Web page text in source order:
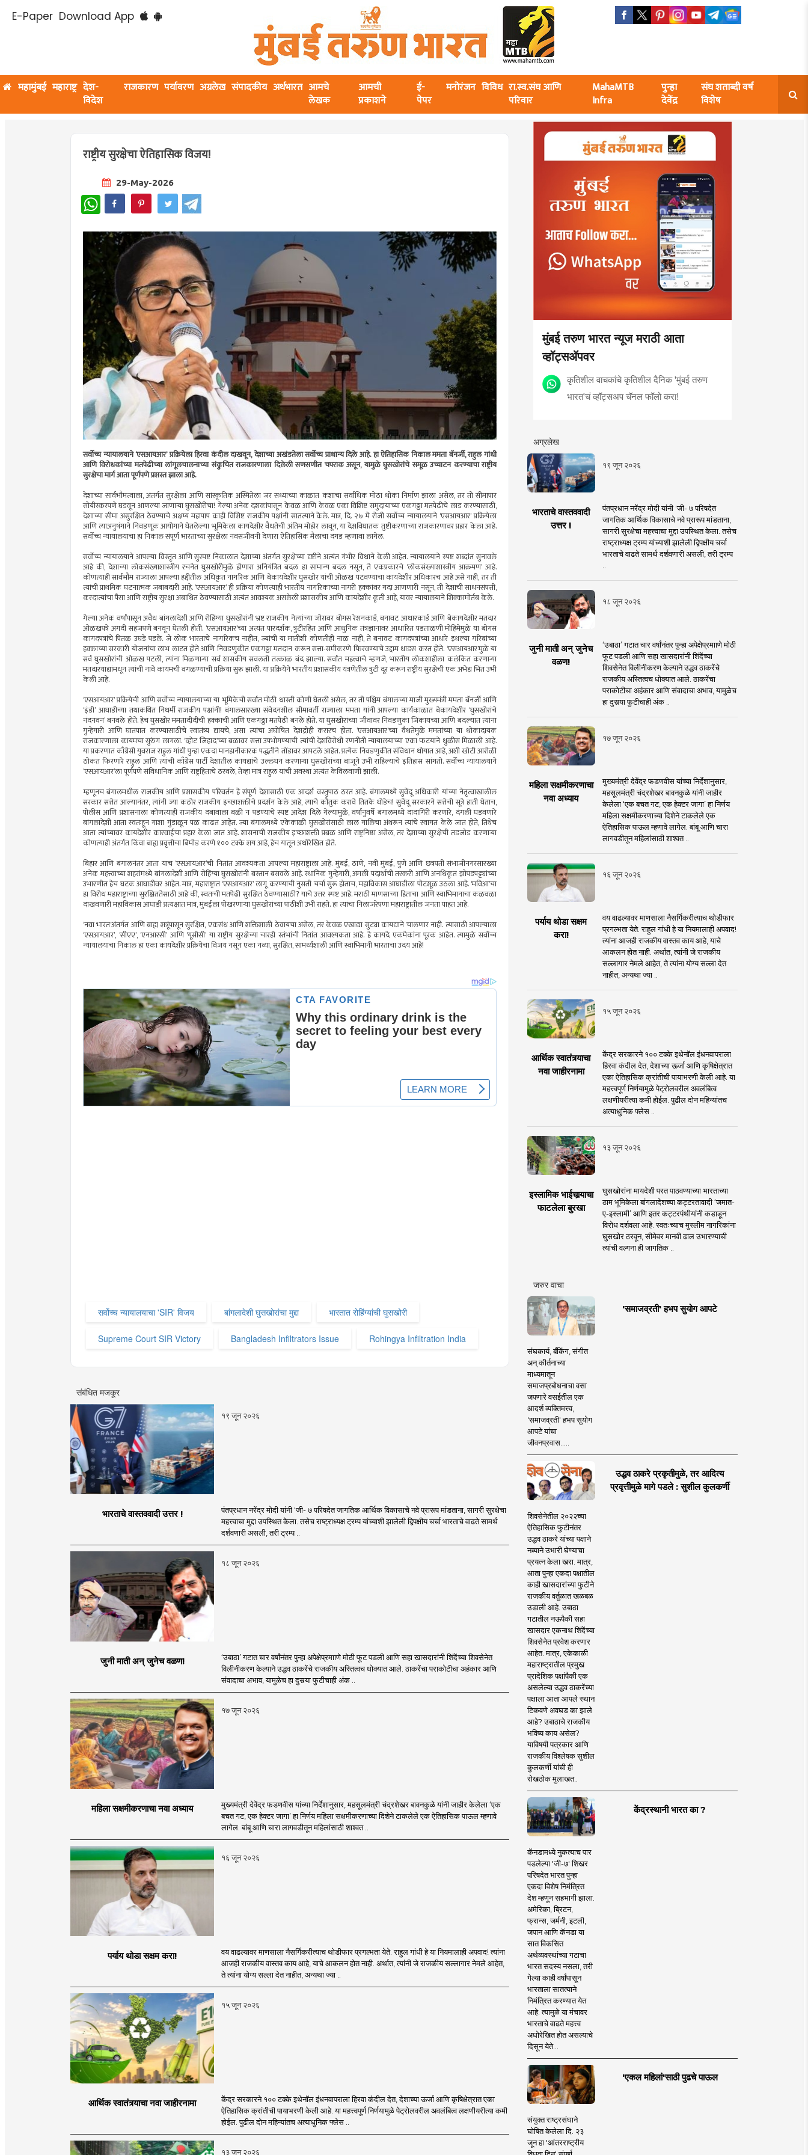
E-Paper Download App
महामुंबई महाराष्ट्र देश-
विदेश
राजकारण पर्यावरण अग्रलेख संपादकीय अर्थभारत आमचे
लेखक
आमची
प्रकाशने
ई-
पेपर
मनोरंजन विविध रा.स्व.संघ आणि
परिवार
MahaMTB
Infra
पुन्हा
देवेंद्र
संघ शताब्दी वर्ष
विशेष
राष्ट्रीय सुरक्षेचा ऐतिहासिक विजय!
29-May-2026
WhatsApp
सर्वोच्च न्यायालयाने ‘एसआयआर’ प्रक्रियेला हिरवा कंदील दाखवून, देशाच्या अखंडतेला सर्वोच्च प्राधान्य दिले आहे. हा ऐतिहासिक निकाल ममता बॅनर्जी, राहुल गांधी
आणि विरोधकांच्या मतपेढीच्या लांगूलचालनाच्या संकुचित राजकारणाला दिलेली सणसणीत चपराक असून, यामुळे घुसखोरांचे समूळ उच्चाटन करण्याचा राष्ट्रीय
सुरक्षेचा मार्ग आता पूर्णपणे प्रशस्त झाला आहे.
देशाच्या सार्वभौमत्वाला, अंतर्गत सुरक्षेला आणि सांस्कृतिक अस्मितेला जर सध्याच्या काळात कशाचा सर्वाधिक मोठा धोका निर्माण झाला असेल, तर तो सीमापार
सोयीस्करपणे घडवून आणल्या जाणार्‍या घुसखोरीचा! गेल्या अनेक दशकांपासून केवळ आणि केवळ एका विशिष्ट समुदायाच्या एकगठ्ठा मतपेढीचे लाड करण्यासाठी,
देशाच्या सीमा असुरक्षित ठेवण्याचे अक्षम्य महापाप काही विशिष्ट राजकीय पक्षांनी सातत्याने केले. मात्र, दि. २७ मे रोजी सर्वोच्च न्यायालयाने ‘एसआयआर’ प्रक्रियेला
आणि त्याअनुषंगाने निवडणूक आयोगाने घेतलेल्या भूमिकेला कायदेशीर वैधतेची अंतिम मोहोर लावून, या देशविघातक तुष्टीकरणाच्या राजकारणावर प्रहार केला आहे.
सर्वोच्च न्यायालयाचा हा निकाल संपूर्ण भारताच्या सुरक्षेला नवसंजीवनी देणारा ऐतिहासिक मैलाचा दगड म्हणावा लागेल.
सर्वोच्च न्यायालयाने आपल्या विस्तृत आणि सुस्पष्ट निकालात देशाच्या अंतर्गत सुरक्षेच्या दृष्टीने अत्यंत गंभीर विधाने केली आहेत. न्यायालयाने स्पष्ट शब्दांत सुनावले
आहे की, देशाच्या लोकसंख्याशास्त्रीय रचनेत घुसखोरीमुळे होणारा अनियंत्रित बदल हा सामान्य बदल नसून, ते एकप्रकारचे ‘लोकसंख्याशास्त्रीय आक्रमण’ आहे.
कोणत्याही सार्वभौम राज्याला आपल्या हद्दीतील अधिकृत नागरिक आणि बेकायदेशीर घुसखोर यांची ओळख पटवण्याचा कायदेशीर अधिकारच आहे असे नाही, तर ती
त्यांची प्राथमिक घटनात्मक जबाबदारी आहे. ‘एसआयआर’ ही प्रक्रिया कोणत्याही भारतीय नागरिकाच्या नागरी हक्कांवर गदा आणणारी नसून, ती देशाची साधनसंपत्ती,
करदात्यांचा पैसा आणि राष्ट्रीय सुरक्षा अबाधित ठेवण्यासाठी अत्यंत आवश्यक असलेली प्रशासकीय आणि कायदेशीर कृती आहे, यावर न्यायालयाने शिक्कामोर्तब केले.
गेल्या अनेक वर्षांपासून अवैध बांगलादेशी आणि रोहिंग्या घुसखोरांनी भ्रष्ट राजकीय नेत्यांच्या जोरावर बोगस रेशनकार्ड, बनावट आधारकार्ड आणि बेकायदेशीर मतदार
ओळखपत्रे अगदी सहजपणे बनवून घेतली होती. ‘एसआयआर’च्या अत्यंत पारदर्शक, त्रुटीरहित आणि आधुनिक तंत्रज्ञानावर आधारित पडताळणी मोहिमेमुळे या बोगस
कागदपत्रांचे पितळ उघडे पडले. जे लोक भारताचे नागरिकच नाहीत, ज्यांची या मातीशी कोणतीही नाळ नाही, ते बनावट कागदपत्रांच्या आधारे इथल्या गरिबांच्या
हक्काच्या सरकारी योजनांचा लाभ लाटत होते आणि निवडणुकीत एकगठ्ठा मतदान करून सत्ता-समीकरणे फिरवण्याचे उद्दाम धाडस करत होते. ‘एसआयआर’मुळे या
सर्व घुसखोरांची ओळख पटली, त्यांना मिळणार्‍या सर्व शासकीय सवलती तत्काळ बंद झाल्या. सर्वांत महत्त्वाचे म्हणजे, भारतीय लोकशाहीला कलंकित करणार्‍या
मतदारयाद्यांमधून त्यांची नावे कायमची वगळण्याची प्रक्रिया सुरू झाली. या प्रक्रियेने भारतीय प्रशासकीय यंत्रणेतील त्रुटी दूर करून राष्ट्रीय सुरक्षेची एक अभेद्य भिंत उभी
केली आहे.
‘एसआयआर’ प्रक्रियेची आणि सर्वोच्च न्यायालयाच्या या भूमिकेची सर्वांत मोठी धास्ती कोणी घेतली असेल, तर ती पश्चिम बंगालच्या माजी मुख्यमंत्री ममता बॅनर्जी आणि
‘इंडी’ आघाडीच्या तथाकथित निधर्मी राजकीय पक्षांनी! बंगालसारख्या संवेदनशील सीमावर्ती राज्याला ममता यांनी आपल्या कार्यकाळात बेकायदेशीर ‘घुसखोरांचे
नंदनवन’ बनवले होते. हेच घुसखोर ममतादीदींची हक्काची आणि एकगठ्ठा मतपेढी बनले होते. या घुसखोरांच्या जीवावर निवडणुका जिंकायच्या आणि बदल्यात त्यांना
गुन्हेगारी आणि घातपात करण्यासाठीचे स्वातंत्र्य द्यायचे, असा त्यांचा अघोषित देशद्रोही करारच होता. ‘एसआयआर’च्या वैधतेमुळे ममतांच्या या धोकादायक
राजकारणाला कायमचा सुरुंग लागला. ‘व्होट जिहाद’च्या बळावर सत्ता उपभोगण्याची त्यांची देशविरोधी रणनीती न्यायालयाच्या एका फटयाने धुळीस मिळाली आहे.
या प्रकरणात काँग्रेसी युवराज राहुल गांधी पुन्हा एकदा मानहानीकारक पद्धतीने तोंडावर आपटले आहेत. प्रत्येक निवडणुकीत संविधान धोयात आहे, अशी खोटी आरोळी
ठोकत फिरणारे राहुल आणि त्यांची काँग्रेस पार्टी देशातील कायद्यांचे उल्लंघन करणार्‍या घुसखोरांच्या बाजूने उभी राहिल्याचे इतिहास सांगतो. सर्वोच्च न्यायालयाने
‘एसआयआर’ला पूर्णपणे संविधानिक आणि राष्ट्रहिताचे ठरवले, तेव्हा मात्र राहुल यांची अवस्था अत्यंत केविलवाणी झाली.
म्हणूनच बंगालमधील राजकीय आणि प्रशासकीय परिवर्तन हे संपूर्ण देशासाठी एक आदर्श वस्तुपाठ ठरत आहे. बंगालमध्ये सुवेंदू अधिकारी यांच्या नेतृत्वाखालील
सरकार सत्तेत आल्यानंतर, त्यांनी ज्या कठोर राजकीय इच्छाशक्तीचे प्रदर्शन केले आहे, त्याचे कौतुक करावे तितके थोडेच! सुवेंदू सरकारने सत्तेची सूत्रे हाती घेताच,
पोलीस आणि प्रशासनाला कोणत्याही राजकीय दबावाला बळी न पडण्याचे स्पष्ट आदेश दिले गेल्यामुळे, वर्षानुवर्षे बंगालमध्ये दादागिरी करणारे, दंगली घडवणारे
बांगलादेशी आता स्वतःहून गाशा गुंडाळून पळ काढत आहेत. ज्या बंगालमध्ये एकेकाळी घुसखोरांसाठी लाल गालिचा अंथरून त्यांचे स्वागत केले जात होते, तिथेच
आता त्यांच्यावर कायदेशीर कारवाईचा प्रहार केला जात आहे. शासनाची राजकीय इच्छाशक्ती प्रबळ आणि राष्ट्रनिष्ठा असेल, तर देशाच्या सुरक्षेची तडजोड करणार्‍या
कोणत्याही अंतर्गत किंवा बाह्य प्रवृत्तीचा बिमोड करणे १०० टक्के शय आहे, हेच यातून अधोरेखित होते.
बिहार आणि बंगालनंतर आता याच ‘एसआयआर’ची नितांत आवश्यकता आपल्या महाराष्ट्राला आहे. मुंबई, ठाणे, नवी मुंबई, पुणे आणि छत्रपती संभाजीनगरसारख्या
अनेक महत्त्वाच्या शहरांमध्ये बांगलादेशी आणि रोहिंग्या घुसखोरांनी बस्तान बसवले आहे. स्थानिक गुन्हेगारी, अमली पदार्थांची तस्करी आणि अनधिकृत झोपडपट्ट्यांच्या
उभारणीत हेच घटक आघाडीवर आहेत. मात्र, महाराष्ट्रात ‘एसआयआर’ लागू करण्याची नुसती चर्चा सुरू होताच, महाविकास आघाडीला पोटशूळ उठला आहे. ‘मविआ’चा
हा विरोध महाराष्ट्राच्या सुरक्षिततेसाठी आहे की, स्वतःची मतपेढी सुरक्षित ठेवण्यासाठी? याचे उत्तर स्पष्ट आहे. मराठी माणसाच्या हिताचा आणि स्वाभिमानाचा कळवळा
दाखवणारी महाविकास आघाडी प्रत्यक्षात मात्र, मुंबईला पोखरणार्‍या घुसखोरांच्या पाठीशी उभी राहते. हा त्यांचा निलाजरेपणा महाराष्ट्रातील जनता पाहत आहे.
‘नवा भारत’अंतर्गत आणि बाह्य शत्रूंपासून सुरक्षित, एकसंध आणि शक्तिशाली ठेवायचा असेल, तर केवळ एखाद्या सुट्या कायद्याने चालणार नाही. त्यासाठी आपल्याला
‘एसआयआर’, ‘सीएए’, ‘एनआरसी’ आणि ‘यूसीसी’ या राष्ट्रीय सुरक्षेच्या चारही स्तंभांची नितांत आवश्यकता आहे. हे कायदे एकमेकांना पूरक आहेत. त्यामुळे सर्वोच्च
न्यायालयाचा निकाल हा एका कायदेशीर प्रक्रियेचा विजय नसून एका नव्या, सुरक्षित, सामर्थ्यशाली आणि स्वाभिमानी भारताचा उदय आहे!
सर्वोच्च न्यायालयाचा 'SIR' विजय बांगलादेशी घुसखोरांचा मुद्दा भारतात रोहिंग्यांची घुसखोरी
Supreme Court SIR Victory Bangladesh Infiltrators Issue Rohingya Infiltration India
संबंधित मजकूर
१९ जून २०२६
भारताचे वास्तववादी उत्तर !
पंतप्रधान नरेंद्र मोदी यांनी 'जी- ७ परिषदेत जागतिक आर्थिक विकासाचे नवे प्रारूप मांडताना, सागरी सुरक्षेचा
महत्त्वाचा मुद्दा उपस्थित केला. तसेच राष्ट्राध्यक्ष ट्रम्प यांच्याशी झालेली द्विपक्षीय चर्चा भारताचे वाढते सामर्थ
दर्शवणारी असली, तरी ट्रम्प ..
१८ जून २०२६
जुनी माती अन् जुनेच वळण!
‘उबाठा’ गटात चार वर्षांनंतर पुन्हा अपेक्षेप्रमााणे मोठी फूट पडली आणि सहा खासदारांनी शिंदेंच्या शिवसेनेत
विलीनीकरण केल्याने उद्धव ठाकरेंचे राजकीय अस्तित्वच धोक्यात आले. ठाकरेंचा पराकोटीचा अहंकार आणि
संवादाचा अभाव, यामुळेच हा दुसर्‍या फुटीचाही अंक ..
१७ जून २०२६
महिला सक्षमीकरणाचा नवा अध्याय
मुख्यमंत्री देवेंद्र फडणवीस यांच्या निर्देशानुसार, महसूलमंत्री चंद्रशेखर बावनकुळे यांनी जाहीर केलेला ‘एक
बचत गट, एक हेक्टर जागा’ हा निर्णय महिला सक्षमीकरणाच्या दिशेने टाकलेले एक ऐतिहासिक पाऊल म्हणावे
लागेल. बांबू आणि चारा लागवडीतून महिलांसाठी शाश्वत ..
१६ जून २०२६
पर्याय थोडा सक्षम करा!
वय वाढल्यावर माणसाला नैसर्गिकरीत्याच थोडीफार प्रगल्भता येते. राहुल गांधी हे या नियमालाही अपवाद! त्यांना
आजही राजकीय वास्तव काय आहे, याचे आकलन होत नाही. अर्थात, त्यांनी जे राजकीय सल्लागार नेमले आहेत,
ते त्यांना योग्य सल्ला देत नाहीत, अन्यथा ज्या ..
१५ जून २०२६
आर्थिक स्वातंत्र्याचा नवा जाहीरनामा
केंद्र सरकारने १०० टक्के इथेनॉल इंधनवापराला हिरवा कंदील देत, देशाच्या ऊर्जा आणि कृषिक्षेत्रात एका
ऐतिहासिक क्रांतीची पायाभरणी केली आहे. या महत्त्वपूर्ण निर्णयामुळे पेट्रोलवरील अवलंबित्व लक्षणीयरीत्या कमी
होईल. पुढील दोन महिन्यांतच अत्याधुनिक फ्लेस ..
१३ जून २०२६
मुंबई तरुण भारत न्यूज मराठी आता
व्हॉट्सॲपवर
कृतिशील वाचकांचे कृतिशील दैनिक 'मुंबई तरुण
भारत'चं व्हॉट्सअप चॅनल फॉलो करा!
अग्रलेख
१९ जून २०२६
भारताचे वास्तववादी
उत्तर !
पंतप्रधान नरेंद्र मोदी यांनी 'जी- ७ परिषदेत
जागतिक आर्थिक विकासाचे नवे प्रारूप मांडताना,
सागरी सुरक्षेचा महत्त्वाचा मुद्दा उपस्थित केला. तसेच
राष्ट्राध्यक्ष ट्रम्प यांच्याशी झालेली द्विपक्षीय चर्चा
भारताचे वाढते सामर्थ दर्शवणारी असली, तरी ट्रम्प
१८ जून २०२६
जुनी माती अन् जुनेच
वळण!
‘उबाठा’ गटात चार वर्षांनंतर पुन्हा अपेक्षेप्रमााणे मोठी
फूट पडली आणि सहा खासदारांनी शिंदेंच्या
शिवसेनेत विलीनीकरण केल्याने उद्धव ठाकरेंचे
राजकीय अस्तित्वच धोक्यात आले. ठाकरेंचा
पराकोटीचा अहंकार आणि संवादाचा अभाव, यामुळेच
हा दुसर्‍या फुटीचाही अंक ..
१७ जून २०२६
महिला सक्षमीकरणाचा
नवा अध्याय
मुख्यमंत्री देवेंद्र फडणवीस यांच्या निर्देशानुसार,
महसूलमंत्री चंद्रशेखर बावनकुळे यांनी जाहीर
केलेला ‘एक बचत गट, एक हेक्टर जागा’ हा निर्णय
महिला सक्षमीकरणाच्या दिशेने टाकलेले एक
ऐतिहासिक पाऊल म्हणावे लागेल. बांबू आणि चारा
लागवडीतून महिलांसाठी शाश्वत ..
१६ जून २०२६
पर्याय थोडा सक्षम
करा!
वय वाढल्यावर माणसाला नैसर्गिकरीत्याच थोडीफार
प्रगल्भता येते. राहुल गांधी हे या नियमालाही अपवाद!
त्यांना आजही राजकीय वास्तव काय आहे, याचे
आकलन होत नाही. अर्थात, त्यांनी जे राजकीय
सल्लागार नेमले आहेत, ते त्यांना योग्य सल्ला देत
नाहीत, अन्यथा ज्या ..
१५ जून २०२६
आर्थिक स्वातंत्र्याचा
नवा जाहीरनामा
केंद्र सरकारने १०० टक्के इथेनॉल इंधनवापराला
हिरवा कंदील देत, देशाच्या ऊर्जा आणि कृषिक्षेत्रात
एका ऐतिहासिक क्रांतीची पायाभरणी केली आहे. या
महत्त्वपूर्ण निर्णयामुळे पेट्रोलवरील अवलंबित्व
लक्षणीयरीत्या कमी होईल. पुढील दोन महिन्यांतच
अत्याधुनिक फ्लेस ..
१३ जून २०२६
इस्लामिक भाईचार्‍याचा
फाटलेला बुरखा
घुसखोरांना मायदेशी परत पाठवण्याच्या भारताच्या
ठाम भूमिकेला बांगलादेशच्या कट्टरतावादी ‘जमात-
ए-इस्लामी’ आणि इतर कट्टरपंथीयांनी कडाडून
विरोध दर्शवला आहे. स्वतःच्याच मुस्लीम नागरिकांना
घुसखोर ठरवून, सीमेवर मानवी ढाल उभारण्याची
त्यांची वल्गना ही जागतिक ..
जरुर वाचा
'समाजव्रती' हभप सुयोग आपटे
संघकार्य, बँकिंग, संगीत
अन् कीर्तनाच्या
माध्यमातून
समाजप्रबोधनाचा वसा
जपणारे वसईतील एक
आदर्श व्यक्तिमत्त्व,
'समाजव्रती' हभप सुयोग
आपटे यांचा
जीवनप्रवास.....
उद्धव ठाकरे प्रकृतीमुळे, तर आदित्य
प्रवृत्तीमुळे मागे पडले : सुशील कुलकर्णी
शिवसेनेतील २०२२च्या
ऐतिहासिक फुटीनंतर
उद्धव ठाकरे यांच्या पक्षाने
नव्याने उभारी घेण्याचा
प्रयत्न केला खरा. मात्र,
आता पुन्हा एकदा पक्षातील
काही खासदारांच्या फुटीने
राजकीय वर्तुळात खळबळ
उडाली आहे. उबाठा
गटातील नऊपैकी सहा
खासदार एकनाथ शिंदेंच्या
शिवसेनेत प्रवेश करणार
आहेत. मात्र, एकेकाळी
महाराष्ट्रातील प्रमुख
प्रादेशिक पक्षांपैकी एक
असलेल्या उद्धव ठाकरेंच्या
पक्षाला आता आपले स्थान
टिकवणे अवघड का झाले
आहे? उबाठाचे राजकीय
भविष्य काय असेल?
याविषयी पत्रकार आणि
राजकीय विश्लेषक सुशील
कुलकर्णी यांची ही
रोखठोक मुलाखत..
केंद्रस्थानी भारत का ?
कॅनडामध्ये नुकत्याच पार
पडलेल्या 'जी-७' शिखर
परिषदेत भारत पुन्हा
एकदा विशेष निमंत्रित
देश म्हणून सहभागी झाला.
अमेरिका, ब्रिटन,
फ्रान्स, जर्मनी, इटली,
जपान आणि कॅनडा या
सात विकसित
अर्थव्यवस्थांच्या गटाचा
भारत सदस्य नसला, तरी
गेल्या काही वर्षांपासून
भारताला सातत्याने
निमंत्रित करण्यात येत
आहे. त्यामुळे या मंचावर
भारताचे वाढते महत्त्व
अधोरेखित होत असल्याचे
दिसून येते...
'एकल महिलां'साठी पुढचे पाऊल
संयुक्त राष्ट्रसंघाने
घोषित केलेला दि. २३
जून हा 'आंतरराष्ट्रीय